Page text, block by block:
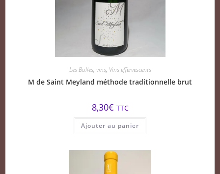
Les Bulles, vins, Vins effervescents
M de Saint Meyland méthode traditionnelle brut
8,30€ TTC
Ajouter au panier